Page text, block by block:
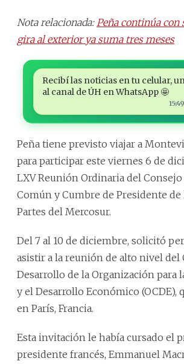
Nota relacionada: Peña continúa
gira al exterior ya suma tres meses
Recibí las noticias en tu celular,
al canal de ÚH en WhatsApp 🤩
15:49
Peña tiene previsto viajar a
para participar este viernes 6 de
LXV Reunión Ordinaria del
Común y Cumbre de Presidente de
Partes del Mercosur.
Del 7 al 10 de diciembre, solicitó
asistir a la reunión de alto nivel del
Desarrollo de la Organización para
y el Desarrollo Económico (OCDE),
en París, Francia.
Esta invitación le había cursado el
presidente francés, Emmanuel